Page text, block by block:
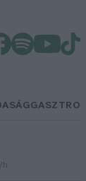
GASZTRO
h